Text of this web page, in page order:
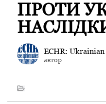
ПРОТИ
ECHR: Ukrainian
автор